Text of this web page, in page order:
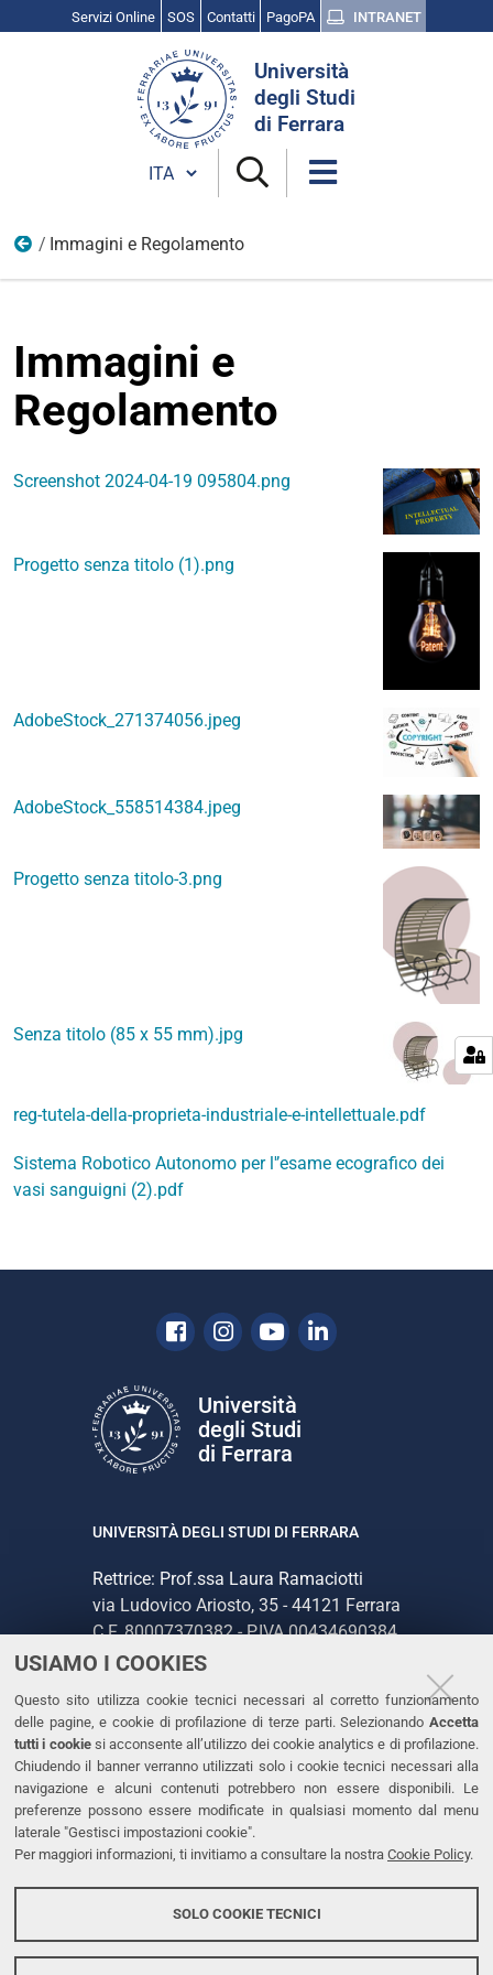
USIAMO I COOKIES
Questo sito utilizza cookie tecnici necessari al corretto funzionamento
delle pagine, e cookie di profilazione di terze parti. Selezionando Accetta
tutti i cookiesi acconsente all’utilizzo dei cookie analytics e di profilazione.
Chiudendo il banner verranno utilizzati solo i cookie tecnici necessari alla
navigazione e alcuni contenuti potrebbero non essere disponibili. Le
preferenze possono essere modificate in qualsiasi momento dal menu
laterale "Gestisci impostazioni cookie".
Per maggiori informazioni, ti invitiamo a consultare la nostra Cookie Policy.
SOLO COOKIE TECNICI
Servizi Online SOS Contatti PagoPA INTRANET
Università
degli Studi
di Ferrara
Cambia lingua
PI
Immagini e Regolamento
Immagini e
Regolamento
Screenshot 2024-04-19 095804.png
Progetto senza titolo (1).png
AdobeStock_271374056.jpeg
AdobeStock_558514384.jpeg
Progetto senza titolo-3.png
Senza titolo (85 x 55 mm).jpg
reg-tutela-della-proprieta-industriale-e-intellettuale.pdf
Sistema Robotico Autonomo per l'’esame ecografico dei
vasi sanguigni (2).pdf
Facebook
Instagram
YoutubeLinkedin
Università
degli Studi
di Ferrara
UNIVERSITÀ DEGLI STUDI DI FERRARA
Rettrice: Prof.ssa Laura Ramaciotti
via Ludovico Ariosto, 35 - 44121 Ferrara
C.F. 80007370382 - P.IVA 00434690384
CONTATTI
Tel. +39 0532 293111
Fax. +39 0532 293031
PEC
LINKS
Accessibilità
Protezione dati personali